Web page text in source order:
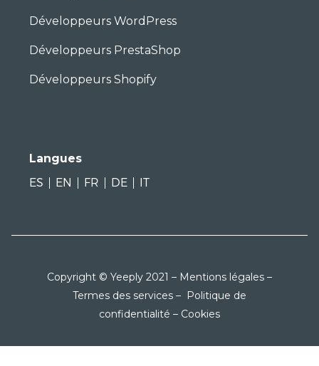
Développeurs WordPress
Développeurs PrestaShop
Développeurs Shopify
Langues
ES
EN FR DE IT
Copyright © Yeeply 2021 – Mentions légales –
Termes des services – Politique de
confidentialité – Cookies